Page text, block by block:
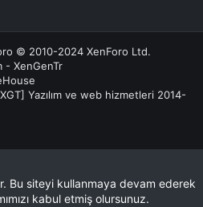
© 2010-2024 XenForo Ltd.
- XenGenTr
Yazılım ve web hizmetleri 2014-
Bu siteyi kullanmaya devam ederek
kabul etmiş olursunuz.